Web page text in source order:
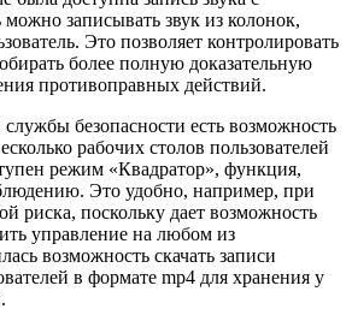
записывать звук из колонок,
Это позволяет контролировать
более полную доказательную
противоправных действий.
безопасности есть возможность
рабочих столов пользователей
режим «Квадратор», функция,
Это удобно, например, при
риска, поскольку дает возможность
управление на любом из
возможность скачать записи
в формате mp4 для хранения у